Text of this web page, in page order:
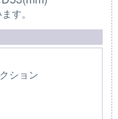
す。
ション